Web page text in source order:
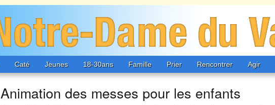
Caté Jeunes 18-30ans Famille Prier Rencontrer Agir
Animation des messes pour les enfants